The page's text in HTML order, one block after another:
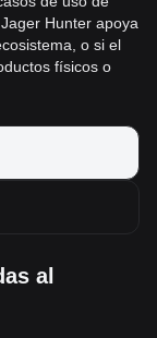
Hunter apoya
o si el
físicos o
al